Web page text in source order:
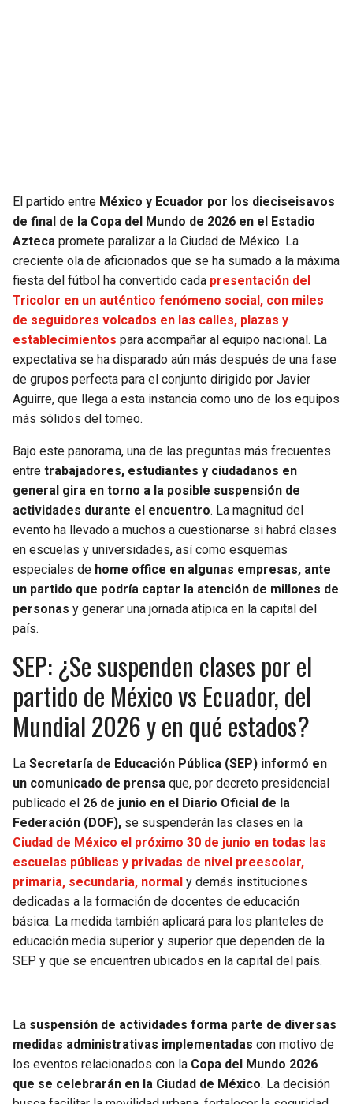
PACKERS
VIKINGS
FALCONS
PANTHERS
SAINTS
BUCCANEERS
TIMBERWOLVES
THUNDER
TRAIL BLAZERS
JAZZ
El partido entre México y Ecuador por los dieciseisavos
de final de la Copa del Mundo de 2026 en el Estadio
Azteca promete paralizar a la Ciudad de México. La
creciente ola de aficionados que se ha sumado a la máxima
fiesta del fútbol ha convertido cada presentación del
Tricolor en un auténtico fenómeno social, con miles
de seguidores volcados en las calles, plazas y
establecimientos para acompañar al equipo nacional. La
expectativa se ha disparado aún más después de una fase
de grupos perfecta para el conjunto dirigido por Javier
Aguirre, que llega a esta instancia como uno de los equipos
más sólidos del torneo.
Bajo este panorama, una de las preguntas más frecuentes
entre trabajadores, estudiantes y ciudadanos en
general gira en torno a la posible suspensión de
actividades durante el encuentro. La magnitud del
evento ha llevado a muchos a cuestionarse si habrá clases
en escuelas y universidades, así como esquemas
especiales de home office en algunas empresas, ante
un partido que podría captar la atención de millones de
personas y generar una jornada atípica en la capital del
país.
SEP: ¿Se suspenden clases por el
partido de México vs Ecuador, del
Mundial 2026 y en qué estados?
La Secretaría de Educación Pública (SEP) informó en
un comunicado de prensa que, por decreto presidencial
publicado el 26 de junio en el Diario Oficial de la
Federación (DOF), se suspenderán las clases en la
Ciudad de México el próximo 30 de junio en todas las
escuelas públicas y privadas de nivel preescolar,
primaria, secundaria, normal y demás instituciones
dedicadas a la formación de docentes de educación
básica. La medida también aplicará para los planteles de
educación media superior y superior que dependen de la
SEP y que se encuentren ubicados en la capital del país.
La suspensión de actividades forma parte de diversas
medidas administrativas implementadas con motivo de
los eventos relacionados con la Copa del Mundo 2026
que se celebrarán en la Ciudad de México. La decisión